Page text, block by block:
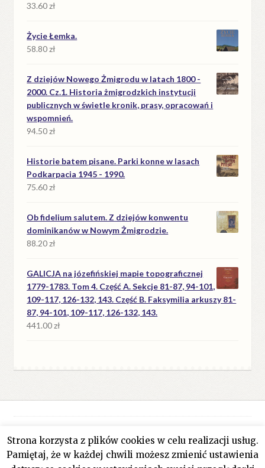
33.60zł
Życie Łemka.
58.80zł
Z dziejów Nowego Żmigrodu w latach 1800 -
2000. Cz.1. Historia żmigrodzkich instytucji
publicznych w świetle kronik, prasy, opracowań i
wspomnień.
94.50zł
Historie batem pisane. Parki konne w lasach
Podkarpacia 1945 - 1990.
75.60zł
Ob fidelium salutem. Z dziejów konwentu
dominikanów w Nowym Żmigrodzie.
88.20zł
GALICJA na józefińskiej mapie topograficznej
1779-1783. Tom 4. Część A. Sekcje 81-87, 94-101,
109-117, 126-132, 143. Część B. Faksymilia arkuszy 81-
87, 94-101, 109-117, 126-132, 143.
441.00zł
© Antykwariat Filar 2026
Polityka prywatności
Stworzone z WooCommerce.
Strona korzysta z plików cookies w celu realizacji usług.
Pamiętaj, że w każdej chwili możesz zmienić ustawienia